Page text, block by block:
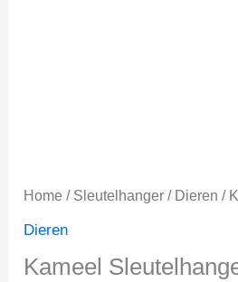
Home / Sleutelhanger / Dieren /
Dieren
Kameel